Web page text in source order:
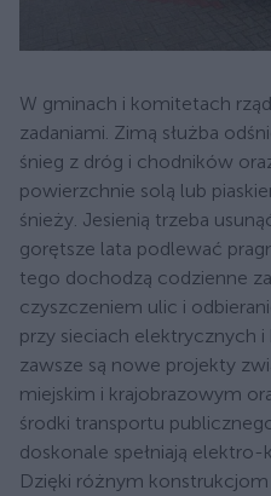
W gminach i komitetach
zadaniami. Zimą służba
śnieg z dróg i chodników
powierzchnie solą lub
śnieży. Jesienią trzeba
gorętsze lata podlewać
tego dochodzą codzienne
czyszczeniem ulic i
przy sieciach elektrycznych
zawsze są nowe projekty
miejskim i krajobrazowym
środki transportu
doskonale spełniają
Dzięki różnym